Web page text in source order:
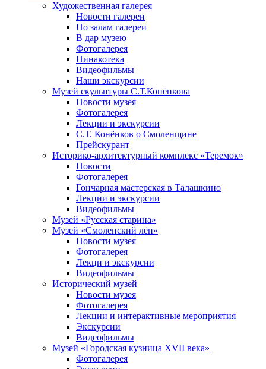
Художественная галерея
Новости галереи
По залам галереи
В дар музею
Фотогалерея
Пинакотека
Видеофильмы
Наши экскурсии
Музей скульптуры С.Т.Конёнкова
Новости музея
Фотогалерея
Лекции и экскурсии
С.Т. Конёнков о Смоленщине
Прейскурант
Историко-архитектурный комплекс «Теремок»
Новости
Фотогалерея
Гончарная мастерская в Талашкино
Лекции и экскурсии
Видеофильмы
Музей «Русская старина»
Музей «Смоленский лён»
Новости музея
Фотогалерея
Лекци и экскурсии
Видеофильмы
Исторический музей
Новости музея
Фотогалерея
Лекции и интерактивные мероприятия
Экскурсии
Видеофильмы
Музей «Городская кузница XVII века»
Фотогалерея